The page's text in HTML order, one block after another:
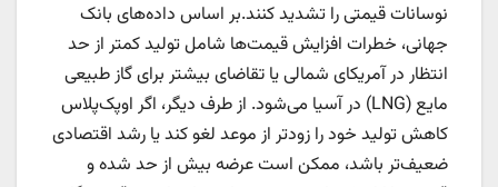
نوسانات قیمتی را تشدید کنند.بر اساس داده‌های بانک
جهانی، خطرات افزایش قیمت‌ها شامل تولید کمتر از حد
انتظار در آمریکای شمالی یا تقاضای بیشتر برای گاز طبیعی
مایع (LNG) در آسیا می‌شود. از طرف دیگر، اگر اوپک‌پلاس
کاهش تولید خود را زودتر از موعد لغو کند یا رشد اقتصادی
ضعیف‌تر باشد، ممکن است عرضه بیش از حد شده و